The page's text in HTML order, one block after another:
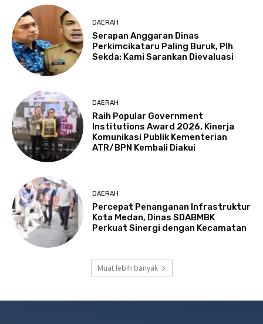
DAERAH
Serapan Anggaran Dinas
Perkimcikataru Paling Buruk, Plh
Sekda: Kami Sarankan Dievaluasi
DAERAH
Raih Popular Government
Institutions Award 2026, Kinerja
Komunikasi Publik Kementerian
ATR/BPN Kembali Diakui
DAERAH
Percepat Penanganan Infrastruktur
Kota Medan, Dinas SDABMBK
Perkuat Sinergi dengan Kecamatan
Muat lebih banyak